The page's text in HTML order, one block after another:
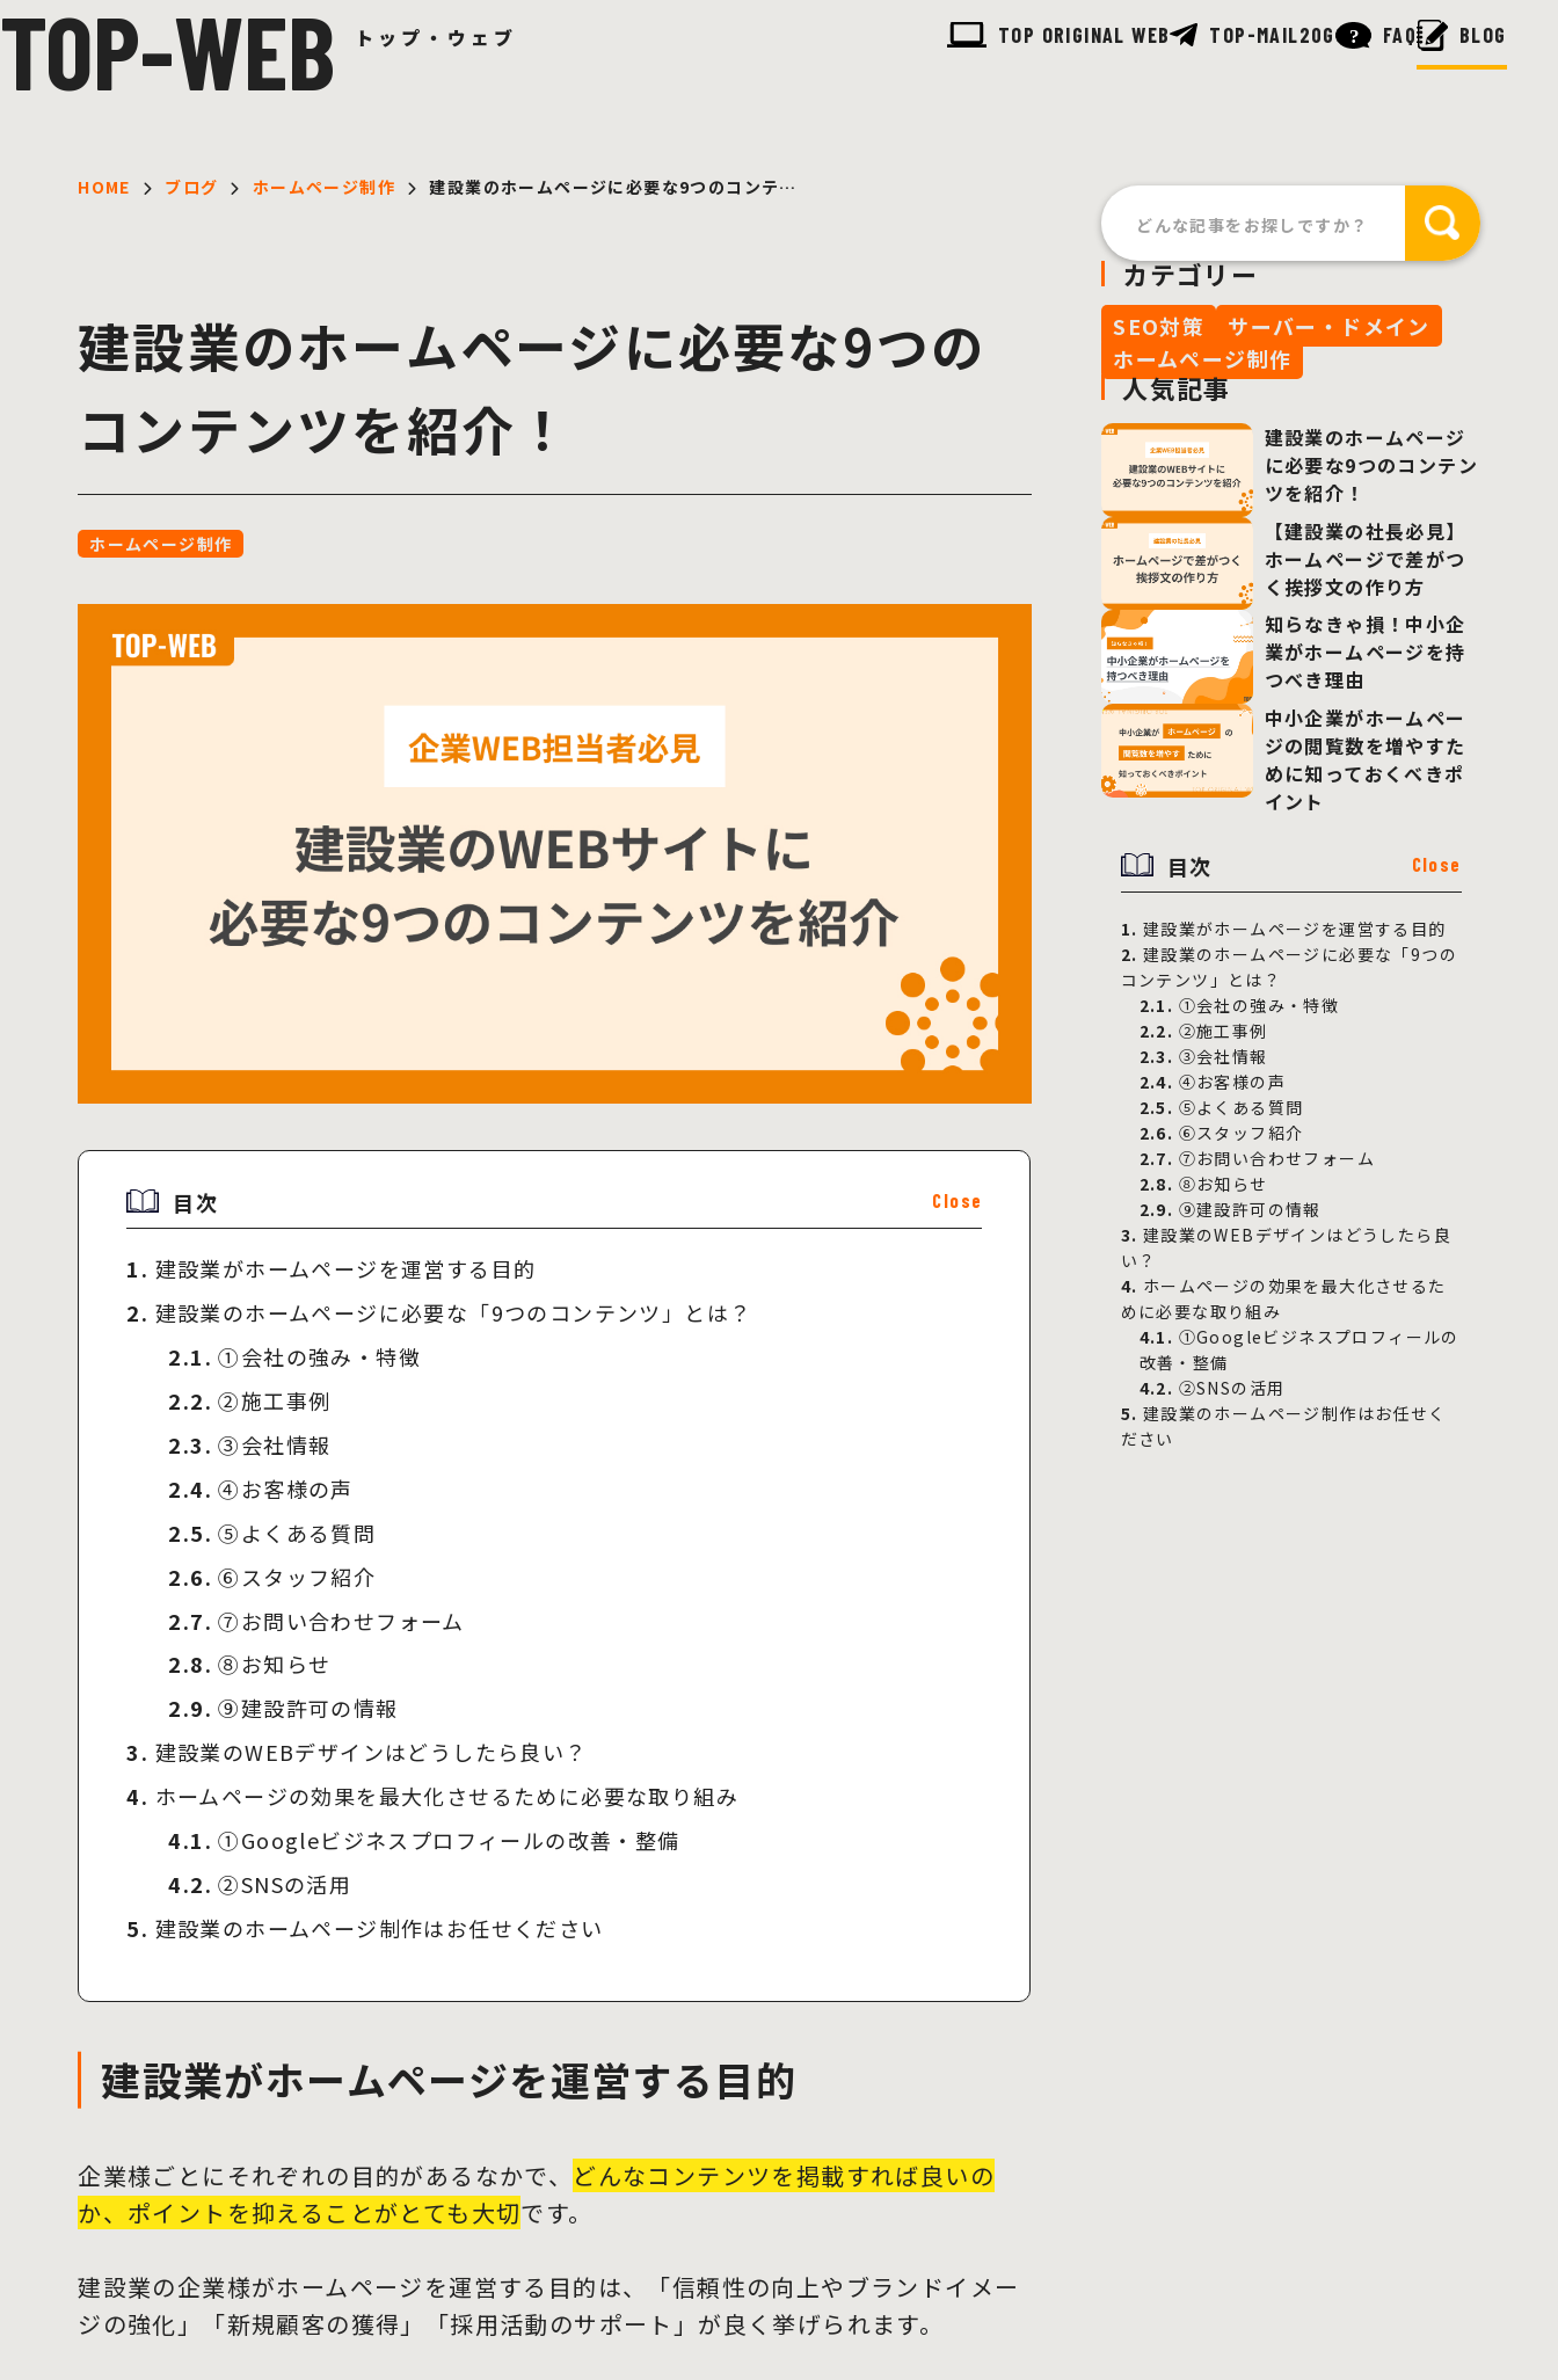
TOP-WEB トップ・ウェブ TOP ORIGINAL WEB TOP-MAIL20G FAQ BLOG
カテゴリー
SEO対策
サーバー・ドメイン
ホームページ制作
人気記事
建設業のホームページ
に必要な9つのコンテン
ツを紹介！
【建設業の社長必見】
ホームページで差がつ
く挨拶文の作り方
知らなきゃ損！中小企
業がホームページを持
つべき理由
中小企業がホームペー
ジの閲覧数を増やすた
めに知っておくべきポ
イント
目次 Close
1. 建設業がホームページを運営する目的
2. 建設業のホームページに必要な「9つの
コンテンツ」とは？
2.1. ①会社の強み・特徴
2.2. ②施工事例
2.3. ③会社情報
2.4. ④お客様の声
2.5. ⑤よくある質問
2.6. ⑥スタッフ紹介
2.7. ⑦お問い合わせフォーム
2.8. ⑧お知らせ
2.9. ⑨建設許可の情報
3. 建設業のWEBデザインはどうしたら良
い？
4. ホームページの効果を最大化させるた
めに必要な取り組み
4.1. ①Googleビジネスプロフィールの
改善・整備
4.2. ②SNSの活用
5. 建設業のホームページ制作はお任せく
ださい
HOME ブログ ホームページ制作 建設業のホームページに必要な9つのコンテ…
建設業のホームページに必要な9つの
コンテンツを紹介！
ホームページ制作
目次 Close
1. 建設業がホームページを運営する目的
2. 建設業のホームページに必要な「9つのコンテンツ」とは？
2.1. ①会社の強み・特徴
2.2. ②施工事例
2.3. ③会社情報
2.4. ④お客様の声
2.5. ⑤よくある質問
2.6. ⑥スタッフ紹介
2.7. ⑦お問い合わせフォーム
2.8. ⑧お知らせ
2.9. ⑨建設許可の情報
3. 建設業のWEBデザインはどうしたら良い？
4. ホームページの効果を最大化させるために必要な取り組み
4.1. ①Googleビジネスプロフィールの改善・整備
4.2. ②SNSの活用
5. 建設業のホームページ制作はお任せください
建設業がホームページを運営する目的
企業様ごとにそれぞれの目的があるなかで、 どんなコンテンツを掲載すれば良いの
か、ポイントを抑えることがとても大切です。
建設業の企業様がホームページを運営する目的は、「信頼性の向上やブランドイメー
ジの強化」「新規顧客の獲得」「採用活動のサポート」が良く挙げられます。